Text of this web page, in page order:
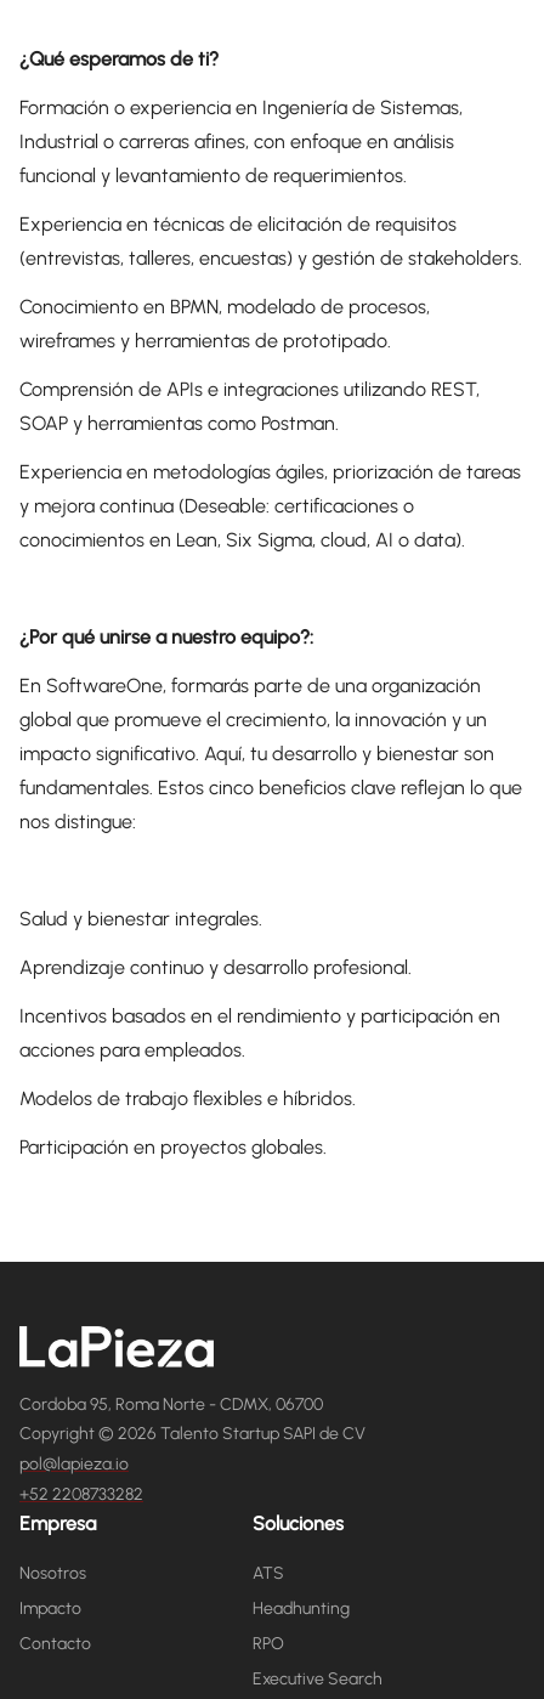
¿Qué esperamos de ti?
Formación o experiencia en Ingeniería de Sistemas,
Industrial o carreras afines, con enfoque en análisis
funcional y levantamiento de requerimientos.
Experiencia en técnicas de elicitación de requisitos
(entrevistas, talleres, encuestas) y gestión de stakeholders.
Conocimiento en BPMN, modelado de procesos,
wireframes y herramientas de prototipado.
Comprensión de APIs e integraciones utilizando REST,
SOAP y herramientas como Postman.
Experiencia en metodologías ágiles, priorización de tareas
y mejora continua (Deseable: certificaciones o
conocimientos en Lean, Six Sigma, cloud, AI o data).
¿Por qué unirse a nuestro equipo?:
En SoftwareOne, formarás parte de una organización
global que promueve el crecimiento, la innovación y un
impacto significativo. Aquí, tu desarrollo y bienestar son
fundamentales. Estos cinco beneficios clave reflejan lo que
nos distingue:
Salud y bienestar integrales.
Aprendizaje continuo y desarrollo profesional.
Incentivos basados ​​en el rendimiento y participación en
acciones para empleados.
Modelos de trabajo flexibles e híbridos.
Participación en proyectos globales.
Cordoba 95, Roma Norte - CDMX, 06700
Copyright © 2026 Talento Startup SAPI de CV
pol@lapieza.io
+52 2208733282
Empresa
Nosotros
Impacto
Contacto
Soluciones
ATS
Headhunting
RPO
Executive Search